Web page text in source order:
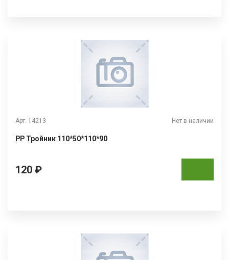
Арт. 14213 Нет в наличии
РР Тройник 110*50*110*90
120 ₽